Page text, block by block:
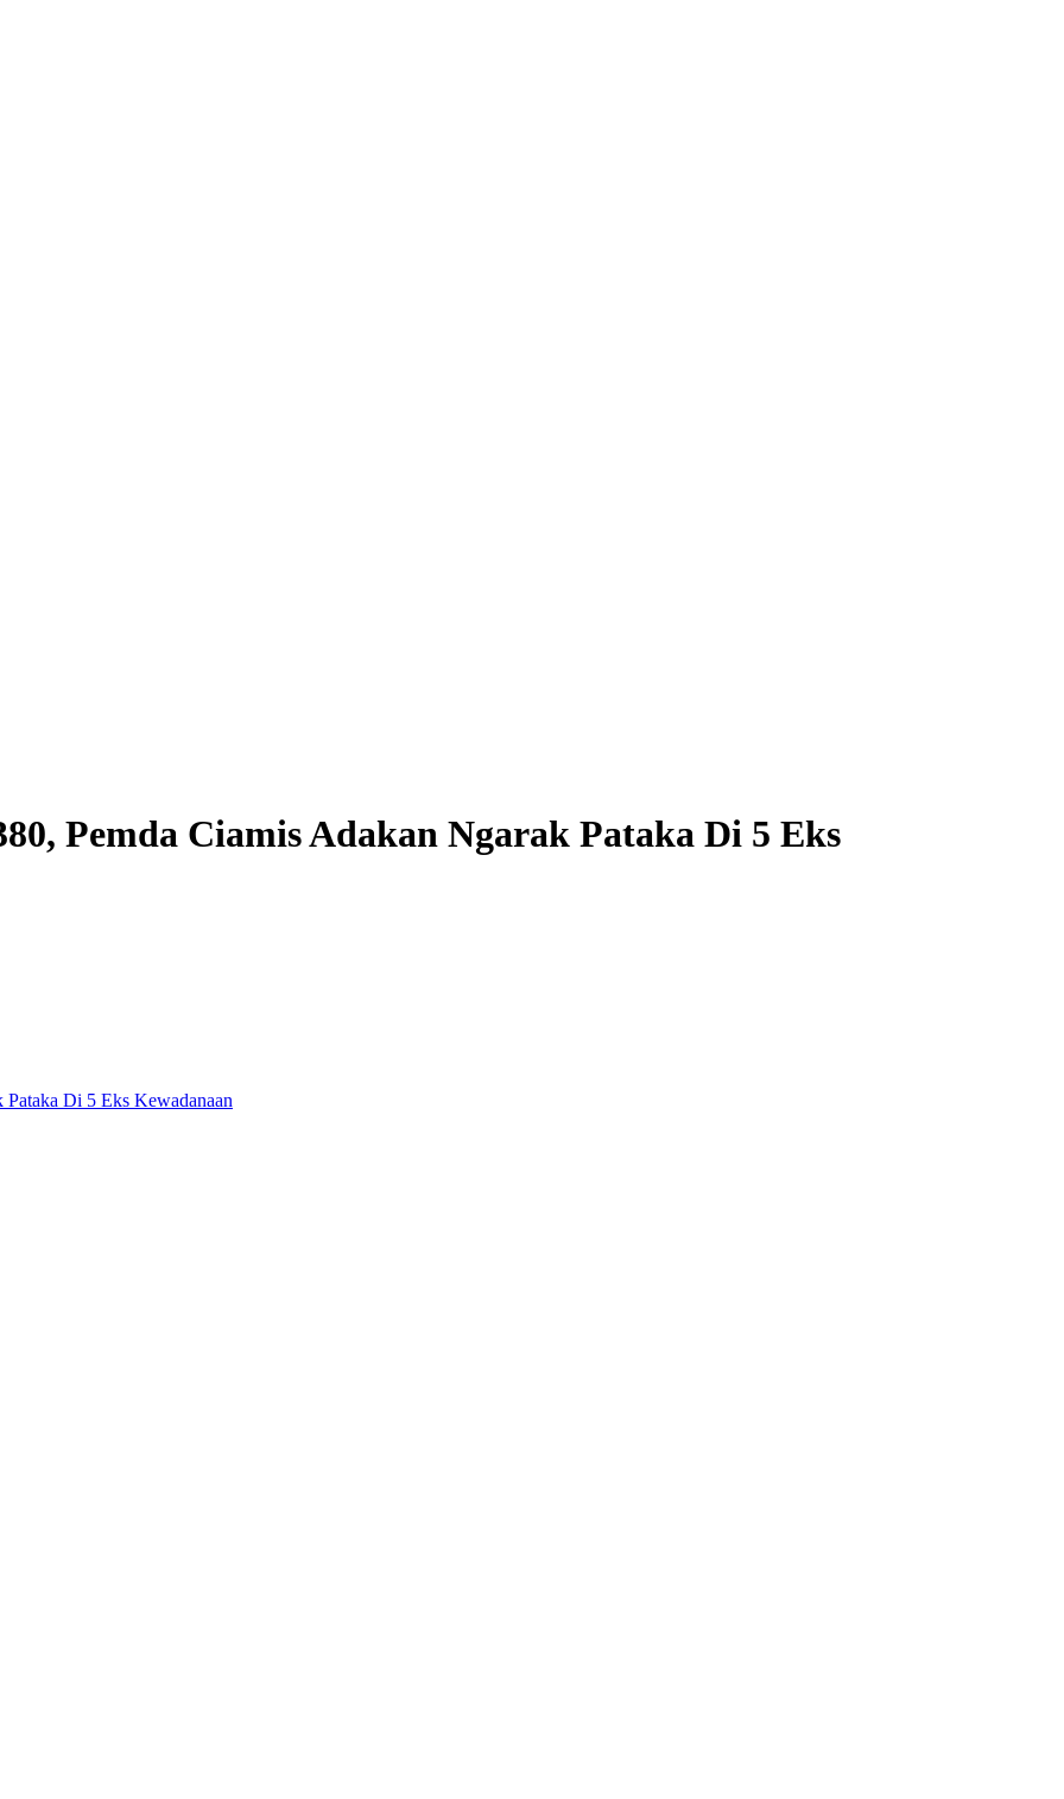
Pemda Ciamis Adakan Ngarak Pataka Di 5 Eks